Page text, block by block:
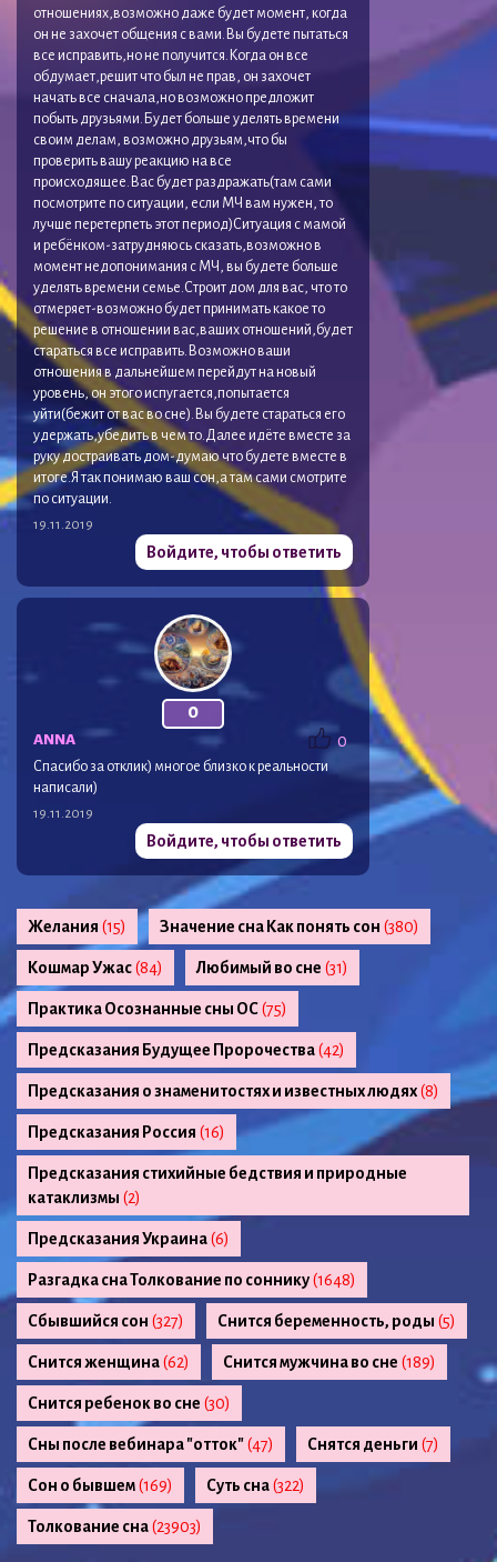
отношениях,возможно даже будет момент, когда
он не захочет общения с вами.Вы будете пытаться
все исправить,но не получится.Когда он все
обдумает,решит что был не прав, он захочет
начать все сначала,но возможно предложит
побыть друзьями.Будет больше уделять времени
своим делам, возможно друзьям,что бы
проверить вашу реакцию на все
происходящее.Вас будет раздражать(там сами
посмотрите по ситуации, если МЧ вам нужен, то
лучше перетерпеть этот период)Ситуация с мамой
и ребёнком-затрудняюсь сказать,возможно в
момент недопонимания с МЧ, вы будете больше
уделять времени семье.Строит дом для вас, что то
отмеряет-возможно будет принимать какое то
решение в отношении вас,ваших отношений,будет
стараться все исправить.Возможно ваши
отношения в дальнейшем перейдут на новый
уровень, он этого испугается,попытается
уйти(бежит от вас во сне).Вы будете стараться его
удержать,убедить в чем то.Далее идёте вместе за
руку достраивать дом-думаю что будете вместе в
итоге.Я так понимаю ваш сон,а там сами смотрите
по ситуации.
19.11.2019
Войдите, чтобы ответить
0
0
ANNA
Спасибо за отклик) многое близко к реальности
написали)
19.11.2019
Войдите, чтобы ответить
Желания (15) Значение сна Как понять сон (380)
Кошмар Ужас(84) Любимый во сне (31)
Практика Осознанные сны ОС(75)
Предсказания Будущее Пророчества(42)
Предсказания о знаменитостях и известных людях(8)
Предсказания Россия (16)
Предсказания стихийные бедствия и природные
катаклизмы (2)
Предсказания Украина(6)
Разгадка сна Толкование по соннику(1648)
Сбывшийся сон (327) Снится беременность, роды (5)
Снится женщина(62) Снится мужчина во сне (189)
Снится ребенок во сне (30)
Сны после вебинара "отток"(47) Снятся деньги (7)
Сон о бывшем(169) Суть сна(322)
Толкование сна(23903)